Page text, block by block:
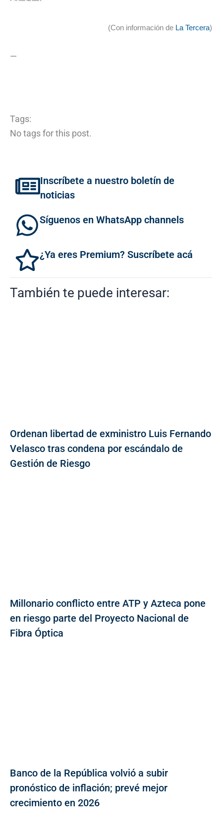
(Con información de La Tercera)
—
Tags:
No tags for this post.
Inscríbete a nuestro boletín de
noticias
Síguenos en WhatsApp channels
¿Ya eres Premium? Suscríbete acá
También te puede interesar:
Ordenan libertad de exministro Luis Fernando
Velasco tras condena por escándalo de
Gestión de Riesgo
Millonario conflicto entre ATP y Azteca pone
en riesgo parte del Proyecto Nacional de
Fibra Óptica
Banco de la República volvió a subir
pronóstico de inflación; prevé mejor
crecimiento en 2026